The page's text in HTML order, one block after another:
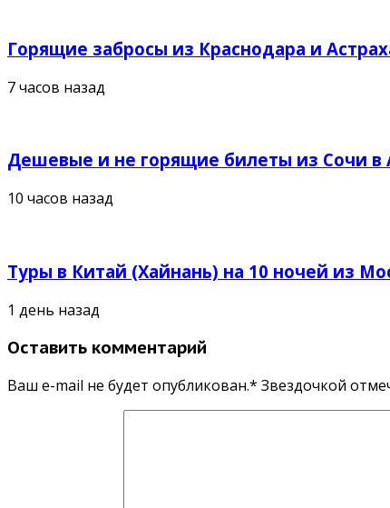
Горящие забросы из Краснодара и
7 часов назад
Дешевые и не горящие билеты из Сочи в
10 часов назад
Туры в Китай (Хайнань) на 10 ночей из
1 день назад
Оставить комментарий
Ваш e-mail не будет опубликован.* Звездочкой